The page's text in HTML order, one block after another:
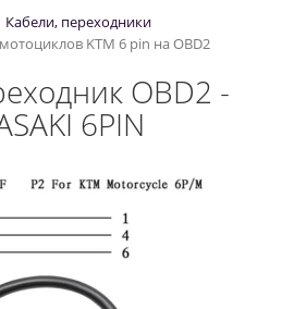
Кабели, переходники
KTM 6 pin на OBD2
OBD2 -
6PIN